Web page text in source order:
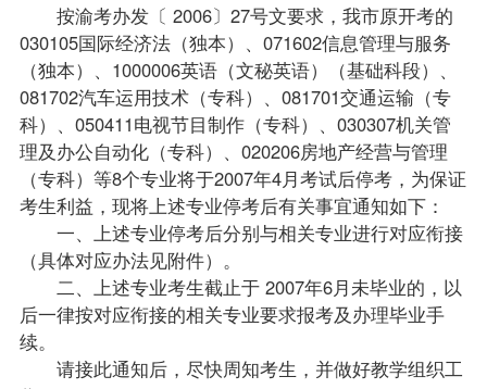
按渝考办发〔 2006〕27号文要求，我市原开考的
030105国际经济法（独本）、071602信息管理与服务
（独本）、1000006英语（文秘英语）（基础科段）、
081702汽车运用技术（专科）、081701交通运输（专
科）、050411电视节目制作（专科）、030307机关管
理及办公自动化（专科）、020206房地产经营与管理
（专科）等8个专业将于2007年4月考试后停考，为保证
考生利益，现将上述专业停考后有关事宜通知如下：
一、上述专业停考后分别与相关专业进行对应衔接
（具体对应办法见附件）。
二、上述专业考生截止于 2007年6月未毕业的，以
后一律按对应衔接的相关专业要求报考及办理毕业手
续。
请接此通知后，尽快周知考生，并做好教学组织工